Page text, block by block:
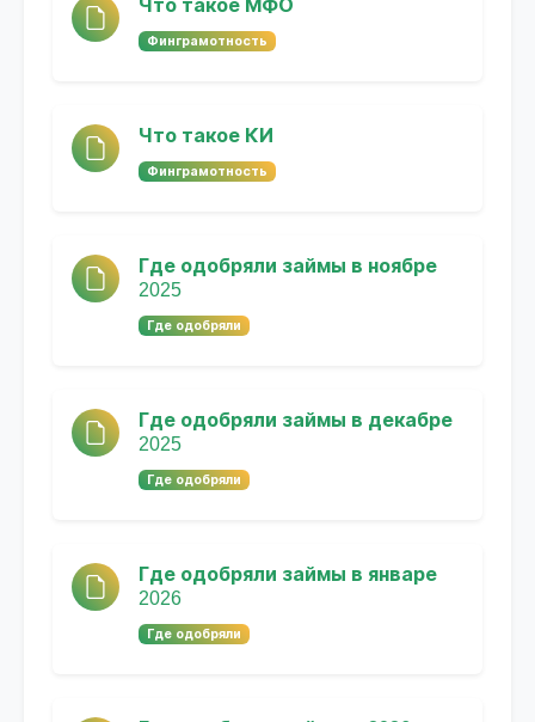
Что такое МФО
Финграмотность
Что такое КИ
Финграмотность
Где одобряли займы в ноябре
2025
Где одобряли
Где одобряли займы в декабре
2025
Где одобряли
Где одобряли займы в январе
2026
Где одобряли